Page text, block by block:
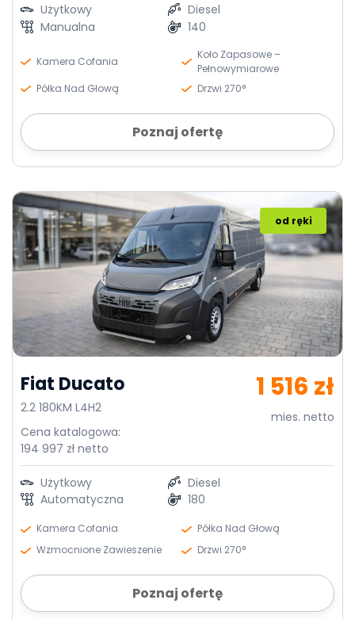
Użytkowy
Diesel
Manualna
140
Kamera Cofania
Koło Zapasowe –
Pełnowymiarowe
Półka Nad Głową
Drzwi 270°
Poznaj ofertę
Fiat Ducato
2.2 180KM L4H2
Cena katalogowa:
194 997 zł netto
od ręki
1 516 zł
mies. netto
Użytkowy
Diesel
Automatyczna
180
Kamera Cofania
Półka Nad Głową
Wzmocnione Zawieszenie
Drzwi 270°
Poznaj ofertę